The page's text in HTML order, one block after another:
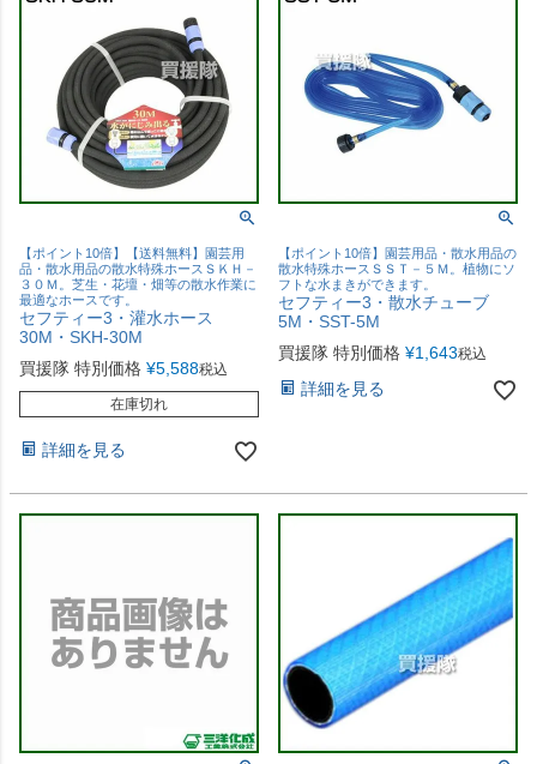
【ポイント10倍】【送料無料】園芸用
品・散水用品の散水特殊ホースＳＫＨ－
３０Ｍ。芝生・花壇・畑等の散水作業に
最適なホースです。
セフティー3・灌水ホース
30M・SKH-30M
買援隊 特別価格 ¥5,588税込
在庫切れ
詳細を見る
【ポイント10倍】園芸用品・散水用品の
散水特殊ホースＳＳＴ－５Ｍ。植物にソ
フトな水まきができます。
セフティー3・散水チューブ
5M・SST-5M
買援隊 特別価格 ¥1,643税込
詳細を見る